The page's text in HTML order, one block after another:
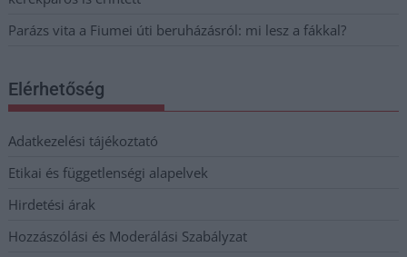
Parázs vita a Fiumei úti beruházásról: mi lesz a fákkal?
Elérhetőség
Adatkezelési tájékoztató
Etikai és függetlenségi alapelvek
Hirdetési árak
Hozzászólási és Moderálási Szabályzat